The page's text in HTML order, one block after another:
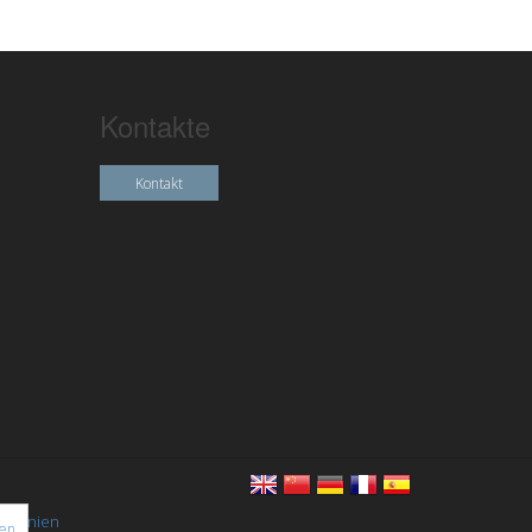
Kontakte
Kontakt